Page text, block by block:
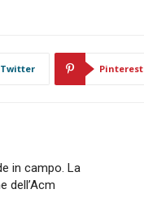
Twitter Pinterest
in campo. La
dell’Acm